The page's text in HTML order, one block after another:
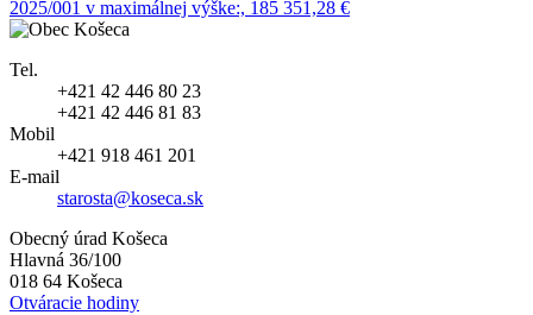
Tel.
+421 42 446 80 23
+421 42 446 81 83
Mobil
+421 918 461 201
E-mail
starosta@koseca.sk
Obecný úrad Košeca
Hlavná 36/100
018 64 Košeca
Otváracie hodiny